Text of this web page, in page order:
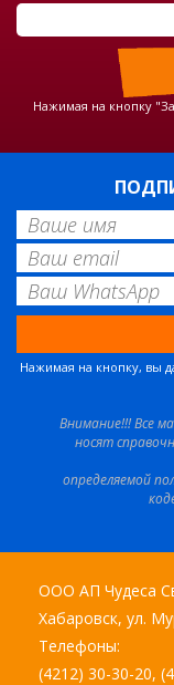
Нажимая на кнопку
Нажимая на кнопку, вы
Внимание!!! Все
носят
определяемой
ООО АП Чудеса
Хабаровск, ул.
Телефоны:
(4212) 30-30-20,